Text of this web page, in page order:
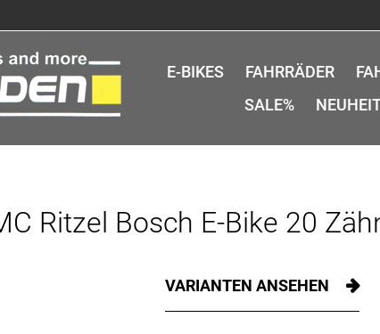
E-BIKES FAHRRÄDER
SALE%
Ritzel Bosch E-Bike 20
VARIANTEN ANSEHEN